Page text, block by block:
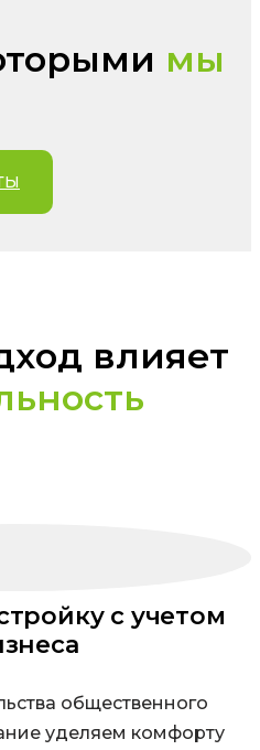
мы
влияет
с учетом
общественного
уделяем комфорту